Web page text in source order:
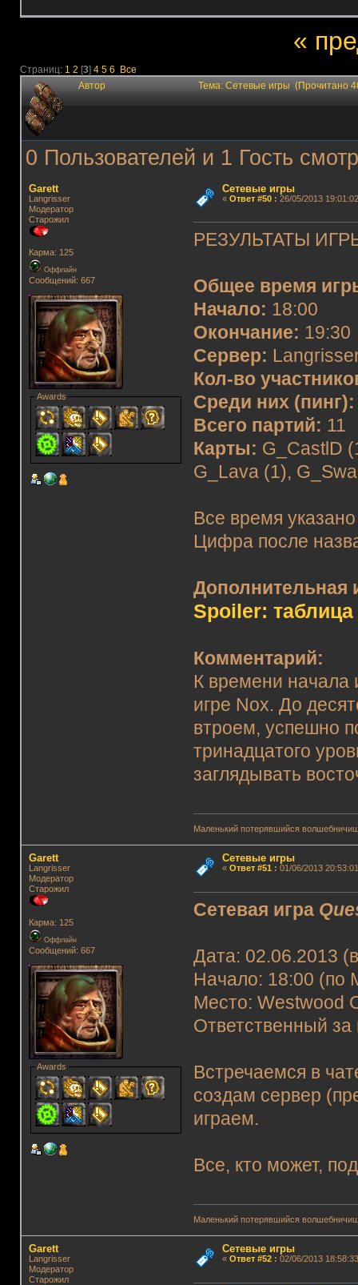
«
Страниц: 1 2 [3] 4 5 6 Все
Автор Тема: Сетевые игры (Прочитано
0 Пользователей и 1 Гость
Garett
Langrisser
Модератор
Старожил
Карма: 125
Оффлайн
Сообщений: 667
Awards
Сетевые игры
« Ответ #50: 26/05/2013
РЕЗУЛЬТАТЫ
Общее время
Начало: 18:00
Окончание: 19:30
Сервер:
Кол-во
Среди них (пинг):
Всего партий: 11
Карты: G_CastlD
G_Lava (1),
Все время
Цифра после
Spoiler: таблица
Комментарий:
К времени начала
игре Nox. До
втроем, успешно
тринадцатого
заглядывать
Маленький потерявшийся
Garett
Langrisser
Модератор
Старожил
Карма: 125
Оффлайн
Сообщений: 667
Awards
Сетевые игры
« Ответ #51 : 01/06/2013
Сетевая игра
Дата: 02.06.2013
Начало: 18:00 (по
Место: Westwood
Ответственный
Встречаемся в
создам сервер
играем.
Все, кто может,
Маленький потерявшийся
Garett
Langrisser
Модератор
Старожил
Сетевые игры
« Ответ #52: 02/06/2013